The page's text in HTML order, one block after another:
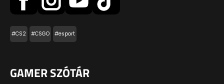
#CS2 #CSGO #esport
GAMER SZÓTÁR